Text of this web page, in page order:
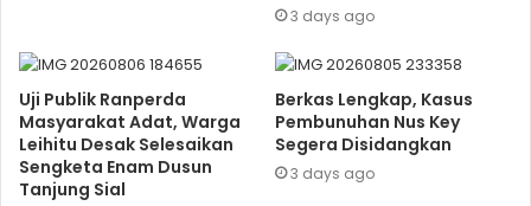
3 days ago
Uji Publik Ranperda
Masyarakat Adat, Warga
Leihitu Desak Selesaikan
Sengketa Enam Dusun
Tanjung Sial
Berkas Lengkap, Kasus
Pembunuhan Nus Key
Segera Disidangkan
3 days ago